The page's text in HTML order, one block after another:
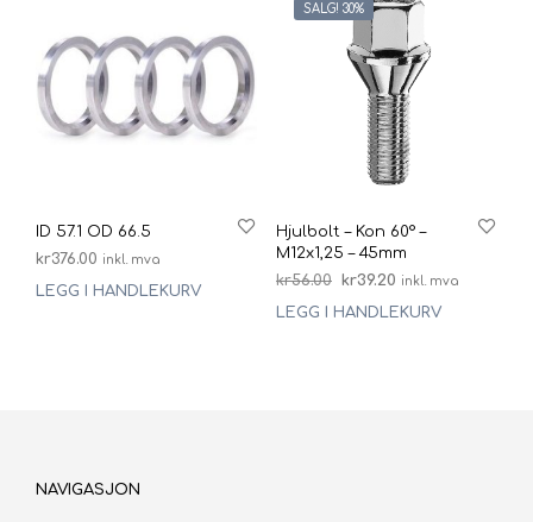
ID 57.1 OD 66.5
kr376.00 inkl. mva
LEGG I HANDLEKURV
SALG! 30%
Hjulbolt – Kon 60° –
M12x1,25 – 45mm
kr56.00 Opprinnelig
pris
kr39.20Nåværende
pris
inkl. mva
LEGG I HANDLEKURV
NAVIGASJON